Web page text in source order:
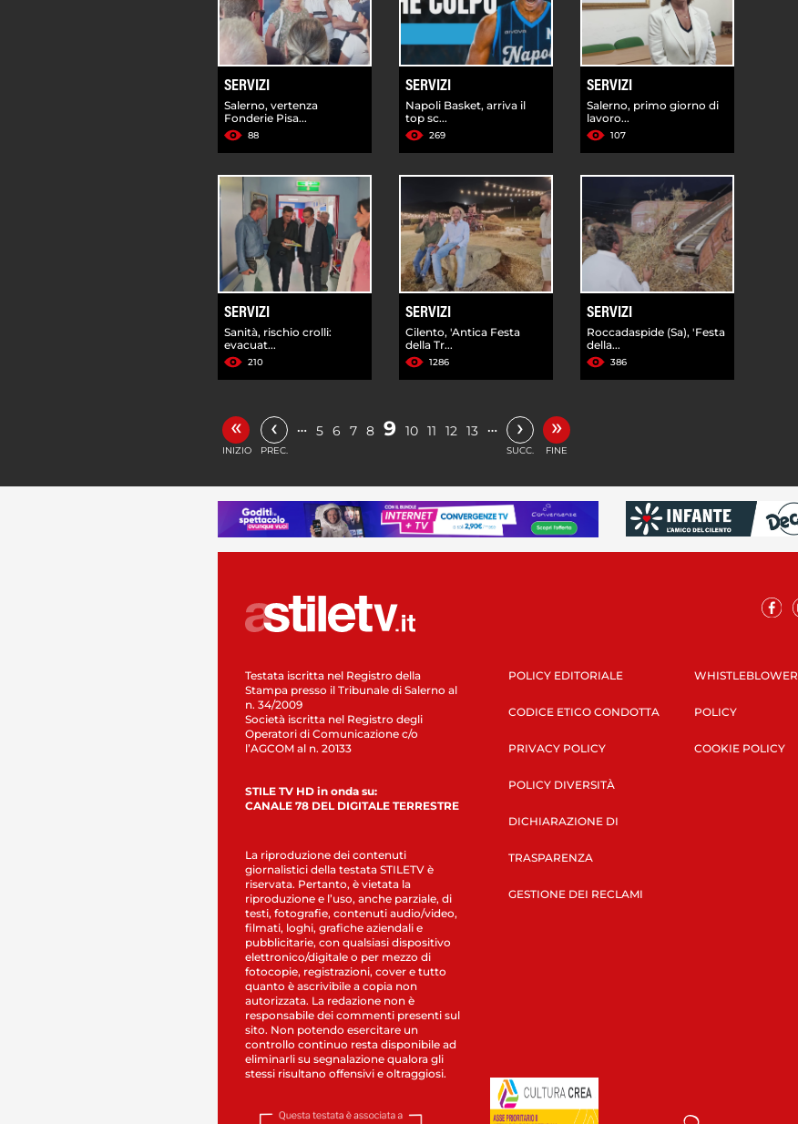
SERVIZI
Salerno, vertenza
Fonderie Pisa...
88
SERVIZI
Napoli Basket, arriva il
top sc...
269
SERVIZI
Salerno, primo giorno di
lavoro...
107
SERVIZI
Sanità, rischio crolli:
evacuat...
210
SERVIZI
Cilento, 'Antica Festa
della Tr...
1286
SERVIZI
Roccadaspide (Sa), 'Festa
della...
386
«
INIZIO
‹
PREC.
… 5 6 7 8 9 10 11 12 13 … ›
SUCC.
»
FINE
Testata iscritta nel Registro della
Stampa presso il Tribunale di Salerno al
n. 34/2009
Società iscritta nel Registro degli
Operatori di Comunicazione c/o
l’AGCOM al n. 20133
STILE TV HD in onda su:
CANALE 78 DEL DIGITALE TERRESTRE
La riproduzione dei contenuti
giornalistici della testata STILETV è
riservata. Pertanto, è vietata la
riproduzione e l’uso, anche parziale, di
testi, fotografie, contenuti audio/video,
filmati, loghi, grafiche aziendali e
pubblicitarie, con qualsiasi dispositivo
elettronico/digitale o per mezzo di
fotocopie, registrazioni, cover e tutto
quanto è ascrivibile a copia non
autorizzata. La redazione non è
responsabile dei commenti presenti sul
sito. Non potendo esercitare un
controllo continuo resta disponibile ad
eliminarli su segnalazione qualora gli
stessi risultano offensivi e oltraggiosi.
POLICY EDITORIALE
CODICE ETICO CONDOTTA
PRIVACY POLICY
POLICY DIVERSITÀ
DICHIARAZIONE DI
TRASPARENZA
GESTIONE DEI RECLAMI
WHISTLEBLOWER
POLICY
COOKIE POLICY